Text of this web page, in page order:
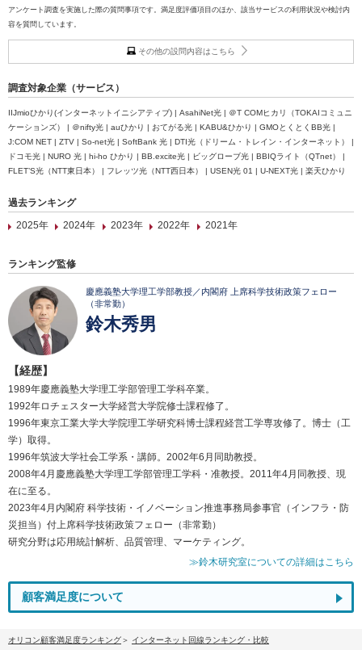
アンケート調査を実施した際の質問事項です。満足度評価項目のほか、該当サービスの利用状況や検討内
容を質問しています。
その他の設問内容はこちら
調査対象企業（サービス）
IIJmioひかり(インターネットイニシアティブ) | AsahiNet光 | ＠T COMヒカリ（TOKAIコミュニ
ケーションズ） | ＠nifty光 | auひかり | おてがる光 | KABU&ひかり | GMOとくとくBB光 |
J:COM NET | ZTV | So-net光 | SoftBank 光 | DTI光（ドリーム・トレイン・インターネット） |
ドコモ光 | NURO 光 | hi-ho ひかり | BB.excite光 | ビッグローブ光 | BBIQライト（QTnet） |
FLET’S光（NTT東日本） | フレッツ光（NTT西日本） | USEN光 01 | U-NEXT光 | 楽天ひかり
過去ランキング
2025年
2024年 2023年 2022年 2021年
ランキング監修
慶應義塾大学理工学部教授／内閣府 上席科学技術政策フェロー
（非常勤）
鈴木秀男
【経歴】
1989年慶應義塾大学理工学部管理工学科卒業。
1992年ロチェスター大学経営大学院修士課程修了。
1996年東京工業大学大学院理工学研究科博士課程経営工学専攻修了。博士（工
学）取得。
1996年筑波大学社会工学系・講師。2002年6月同助教授。
2008年4月慶應義塾大学理工学部管理工学科・准教授。2011年4月同教授、現
在に至る。
2023年4月内閣府 科学技術・イノベーション推進事務局参事官（インフラ・防
災担当）付上席科学技術政策フェロー（非常勤）
研究分野は応用統計解析、品質管理、マーケティング。
≫鈴木研究室についての詳細はこちら
顧客満足度について
オリコン顧客満足度ランキング
インターネット回線ランキング・比較